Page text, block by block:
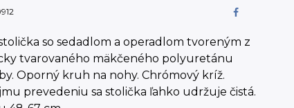
so sedadlom a operadlom tvoreným z
tvarovaného mäkčeného polyuretánu
Oporný kruh na nohy. Chrómový kríž.
prevedeniu sa stolička ľahko udržuje čistá.